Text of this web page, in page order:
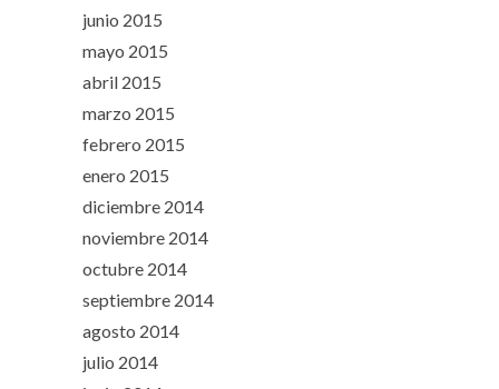
junio 2015
mayo 2015
abril 2015
marzo 2015
febrero 2015
enero 2015
diciembre 2014
noviembre 2014
octubre 2014
septiembre 2014
agosto 2014
julio 2014